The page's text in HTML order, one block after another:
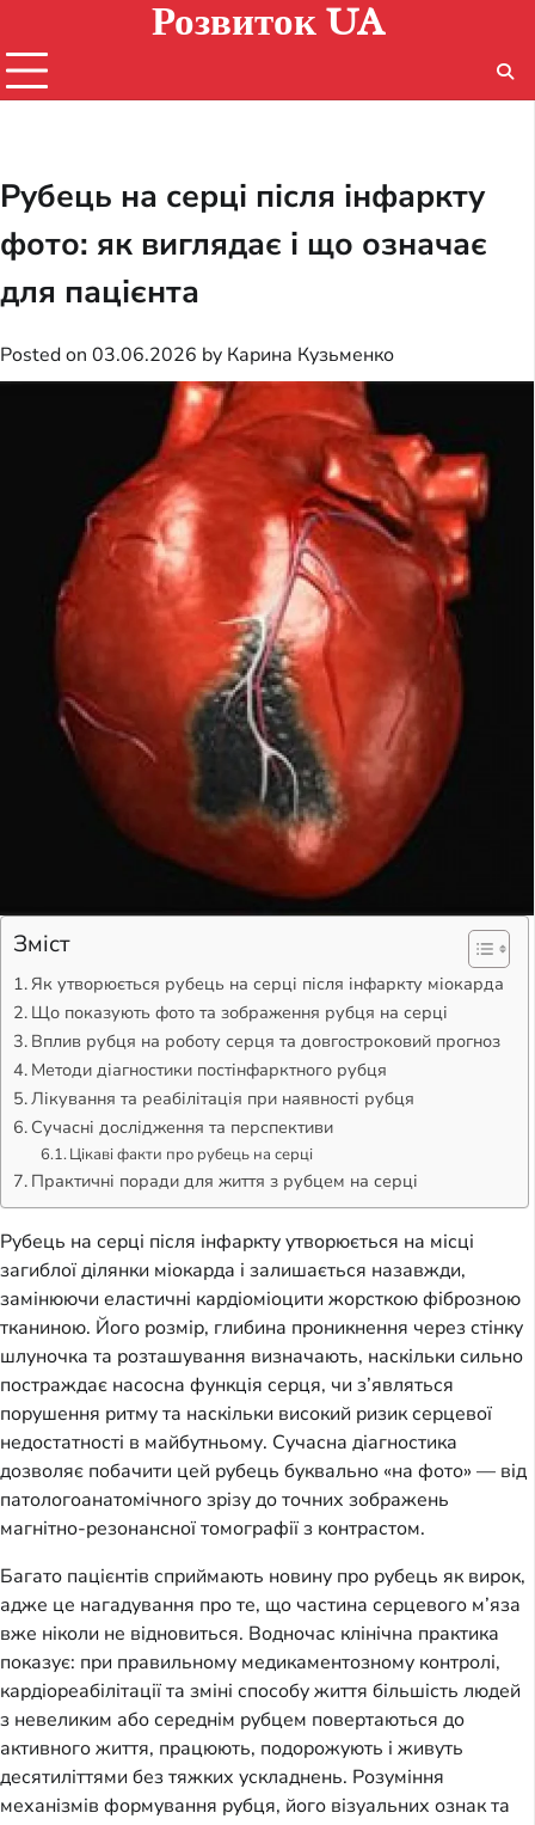
content
Розвиток UA
Рубець на серці після інфаркту
фото: як виглядає і що означає
для пацієнта
Posted on 03.06.2026 by Карина Кузьменко
Зміст
Як утворюється рубець на серці після інфаркту міокарда
Що показують фото та зображення рубця на серці
Вплив рубця на роботу серця та довгостроковий прогноз
Методи діагностики постінфарктного рубця
Лікування та реабілітація при наявності рубця
Сучасні дослідження та перспективи
Цікаві факти про рубець на серці
Практичні поради для життя з рубцем на серці
Рубець на серці після інфаркту утворюється на місці
загиблої ділянки міокарда і залишається назавжди,
замінюючи еластичні кардіоміоцити жорсткою фіброзною
тканиною. Його розмір, глибина проникнення через стінку
шлуночка та розташування визначають, наскільки сильно
постраждає насосна функція серця, чи з’являться
порушення ритму та наскільки високий ризик серцевої
недостатності в майбутньому. Сучасна діагностика
дозволяє побачити цей рубець буквально «на фото» — від
патологоанатомічного зрізу до точних зображень
магнітно-резонансної томографії з контрастом.
Багато пацієнтів сприймають новину про рубець як вирок,
адже це нагадування про те, що частина серцевого м’яза
вже ніколи не відновиться. Водночас клінічна практика
показує: при правильному медикаментозному контролі,
кардіореабілітації та зміні способу життя більшість людей
з невеликим або середнім рубцем повертаються до
активного життя, працюють, подорожують і живуть
десятиліттями без тяжких ускладнень. Розуміння
механізмів формування рубця, його візуальних ознак та